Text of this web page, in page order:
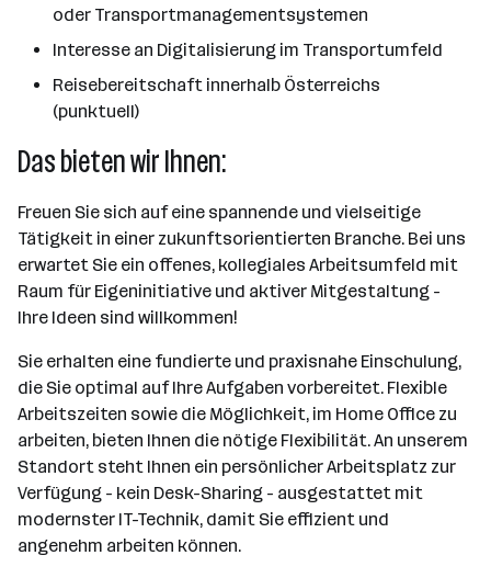
oder Transportmanagementsystemen
Interesse an Digitalisierung im Transportumfeld
Reisebereitschaft innerhalb Österreichs
(punktuell)
Das bieten wir Ihnen:
Freuen Sie sich auf eine spannende und vielseitige
Tätigkeit in einer zukunftsorientierten Branche. Bei uns
erwartet Sie ein offenes, kollegiales Arbeitsumfeld mit
Raum für Eigeninitiative und aktiver Mitgestaltung -
Ihre Ideen sind willkommen!
Sie erhalten eine fundierte und praxisnahe Einschulung,
die Sie optimal auf Ihre Aufgaben vorbereitet. Flexible
Arbeitszeiten sowie die Möglichkeit, im Home Office zu
arbeiten, bieten Ihnen die nötige Flexibilität. An unserem
Standort steht Ihnen ein persönlicher Arbeitsplatz zur
Verfügung - kein Desk-Sharing - ausgestattet mit
modernster IT-Technik, damit Sie effizient und
angenehm arbeiten können.